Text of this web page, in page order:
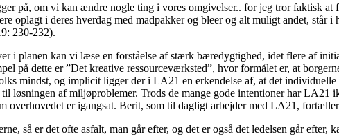
på, om vi kan ændre nogle ting i vores omgivelser.. for jeg tror faktisk
oplagt i deres hverdag med madpakker og bleer og alt muligt andet,
230-232).
i planen kan vi læse en forståelse af stærk bæredygtighed, idet flere af
på dette er ”Det kreative ressourceværksted”, hvor formålet er, at
mindst, og implicit ligger der i LA21 en erkendelse af, at det
løsningen af miljøproblemer. Trods de mange gode intentioner har LA21
overhovedet er igangsat. Berit, som til dagligt arbejder med LA21,
så er det ofte asfalt, man går efter, og det er også det ledelsen går